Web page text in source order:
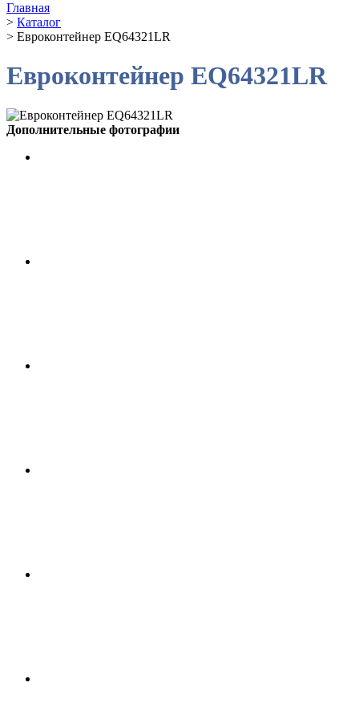
Главная
> Каталог
> Евроконтейнер EQ64321LR
Евроконтейнер EQ64321LR
Дополнительные фотографии